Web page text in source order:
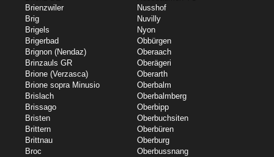
Brienzwiler
Brig
Brigels
Brigerbad
Brignon (Nendaz)
Brinzauls GR
Brione (Verzasca)
Brione sopra Minusio
Brislach
Brissago
Bristen
Brittern
Brittnau
Broc
Nusshof
Nuvilly
Nyon
Obbürgen
Oberaach
Oberägeri
Oberarth
Oberbalm
Oberbalmberg
Oberbipp
Oberbuchsiten
Oberbüren
Oberburg
Oberbussnang